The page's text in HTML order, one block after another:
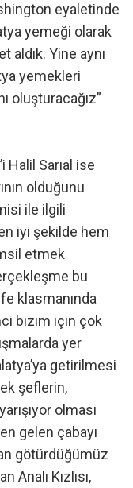
eyaletinde
yemeği olarak
aldık. Yine aynı
yemekleri
oluşturacağız”
Halil Sarıal ise
olduğunu
ile ilgili
en iyi şekilde hem
etmek
bu
klasmanında
bizim için çok
yer
getirilmesi
şeflerin,
olması
gelen çabayı
götürdüğümüz
Analı Kızlısı,